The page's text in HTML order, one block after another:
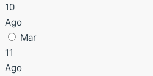
10
Ago
Mar
11
Ago